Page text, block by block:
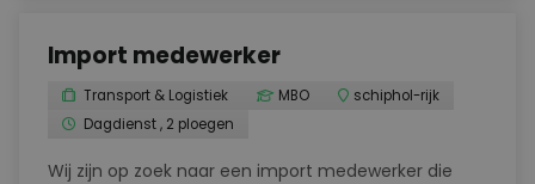
Import medewerker
Transport & Logistiek MBO
schiphol-rijk
Dagdienst , 2 ploegen
Wij zijn op zoek naar een import medewerker die